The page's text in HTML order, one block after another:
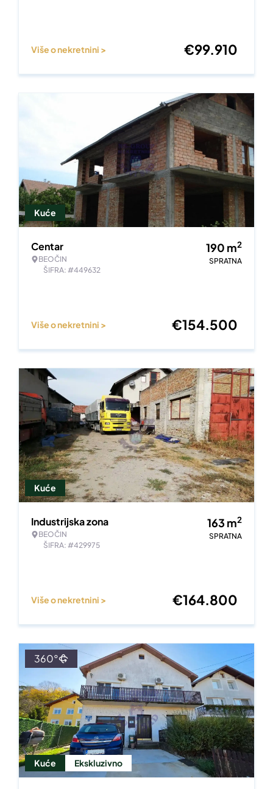
Više o nekretnini > €99.910
Kuće
Centar
BEOČIN
ŠIFRA: #449632
190 m2
SPRATNA
Više o nekretnini > €154.500
Kuće
Industrijska zona
BEOČIN
ŠIFRA: #429975
163 m2
SPRATNA
Više o nekretnini > €164.800
Kuće Ekskluzivno
360°